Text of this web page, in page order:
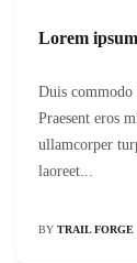
Lorem
Duis commodo
Praesent eros
ullamcorper
laoreet...
BY TRAIL FORGE